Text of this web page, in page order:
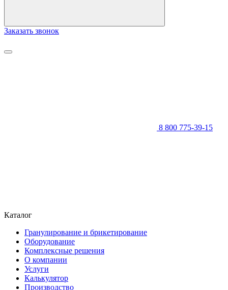
Заказать звонок
8 800 775-39-15
Каталог
Гранулирование и брикетирование
Оборудование
Комплексные решения
О компании
Услуги
Калькулятор
Производство